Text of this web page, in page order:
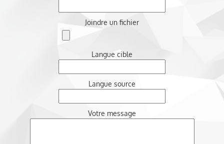
Joindre un fichier
Langue cible
Langue source
Votre message